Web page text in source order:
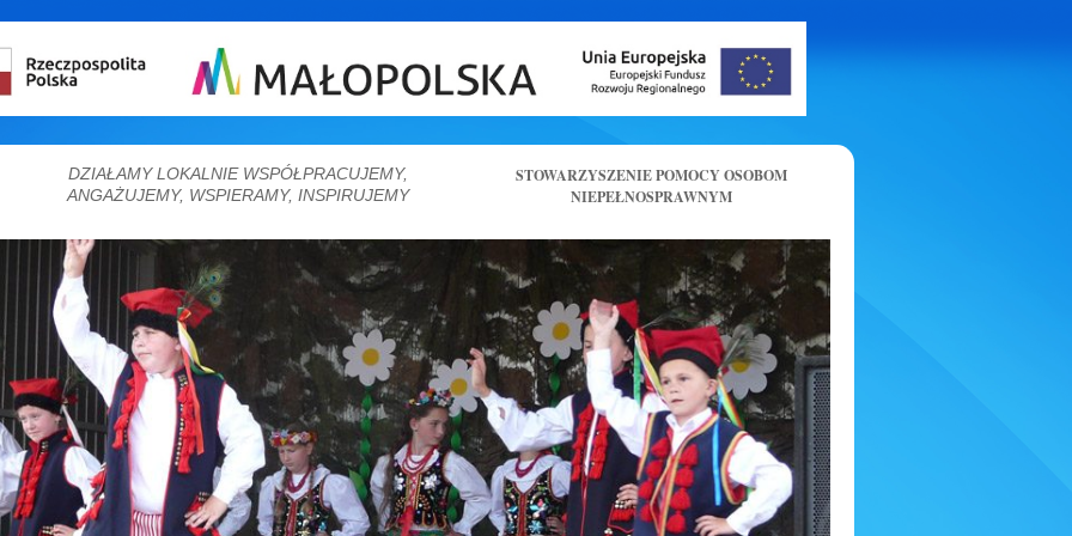
STOWARZYSZENIE POMOCY OSOBOM
NIEPEŁNOSPRAWNYM
DZIAŁAMY LOKALNIE WSPÓŁPRACUJEMY,
ANGAŻUJEMY, WSPIERAMY, INSPIRUJEMY